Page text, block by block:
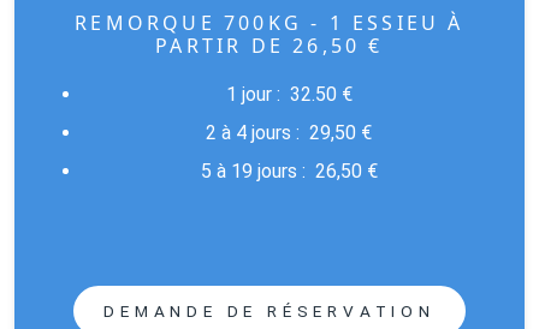
REMORQUE 700KG - 1 ESSIEU À
PARTIR DE 26,50 €
1 jour : 32.50 €
2 à 4 jours : 29,50 €
5 à 19 jours : 26,50 €
DEMANDE DE RÉSERVATION